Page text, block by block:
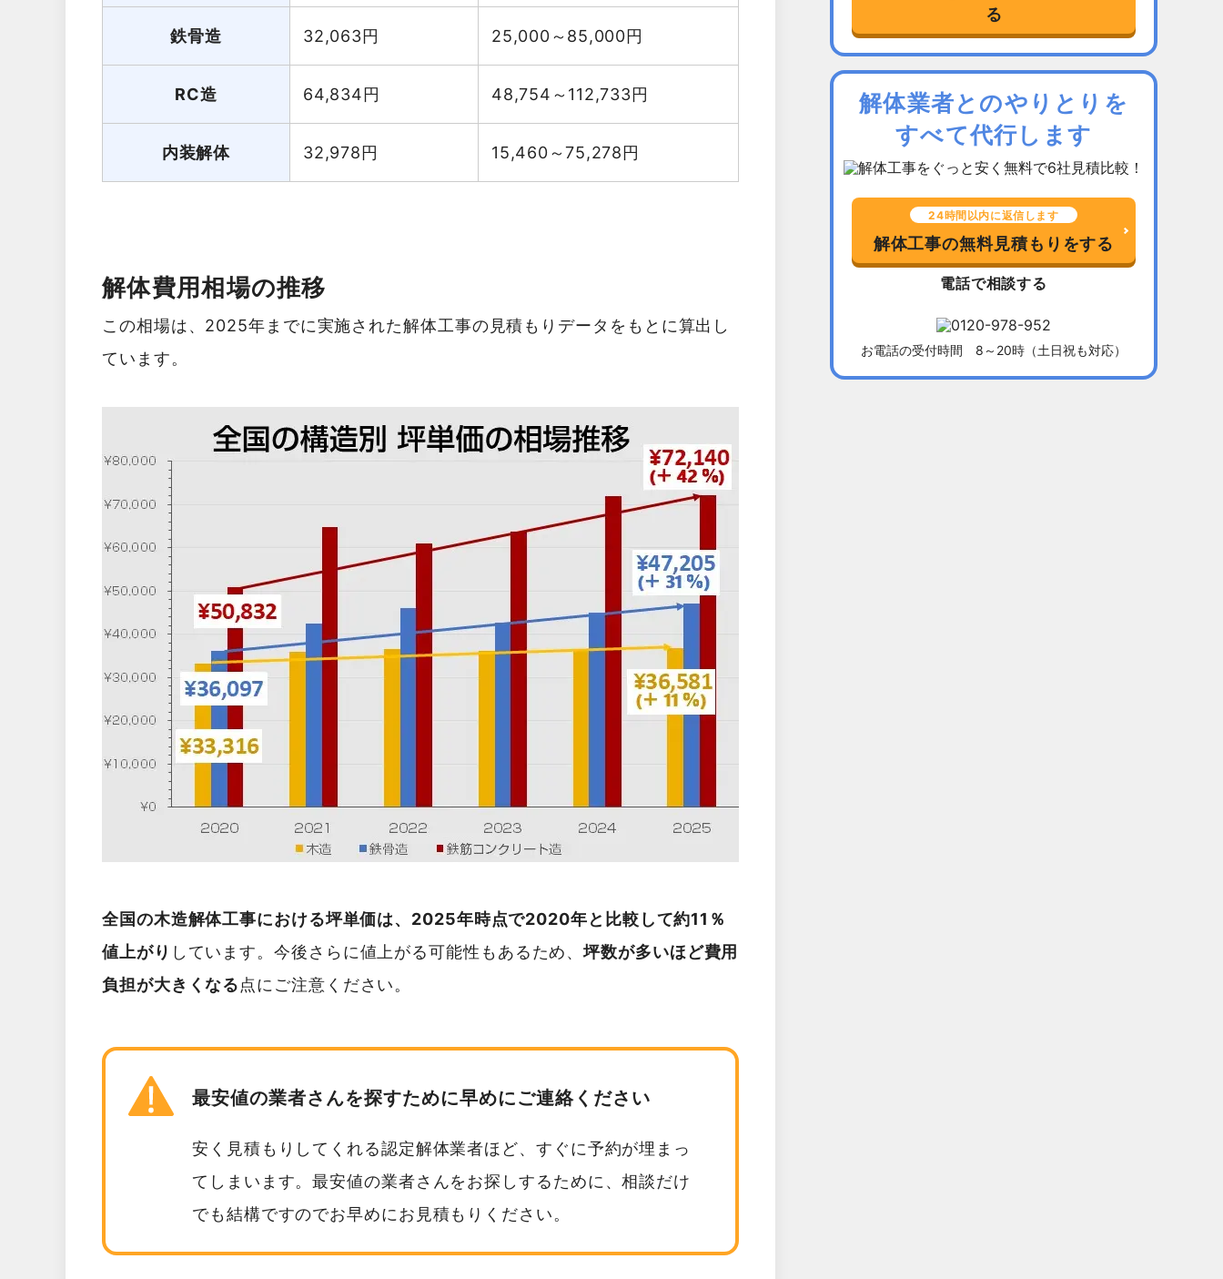
鉄骨造 32,063円 25,000～85,000円
RC造 64,834円 48,754～112,733円
内装解体 32,978円 15,460～75,278円
解体費用相場の推移
この相場は、2025年までに実施された解体工事の見積もりデータをもとに算出し
ています。
全国の木造解体工事における坪単価は、2025年時点で2020年と比較して約11％
値上がり しています。今後さらに値上がる可能性もあるため、坪数が多いほど費用
負担が大きくなる点にご注意ください。
最安値の業者さんを探すために早めにご連絡ください
安く見積もりしてくれる認定解体業者ほど、すぐに予約が埋まっ
てしまいます。最安値の業者さんをお探しするために、相談だけ
でも結構ですのでお早めにお見積もりください。
る
解体業者とのやりとりを
すべて代行します
24時間以内に返信します
解体工事の無料見積もりをする
電話で相談する
お電話の受付時間 8～20時（土日祝も対応）